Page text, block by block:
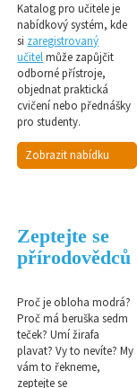
Katalog pro učitele je
nabídkový systém, kde
si zaregistrovaný
učitelmůže zapůjčit
odborné přístroje,
objednat praktická
cvičení nebo přednášky
pro studenty.
Zobrazit nabídku
Zeptejte se
přírodovědců
Proč je obloha modrá?
Proč má beruška sedm
teček? Umí žirafa
plavat? Vy to nevíte? My
vám to řekneme,
zeptejte se